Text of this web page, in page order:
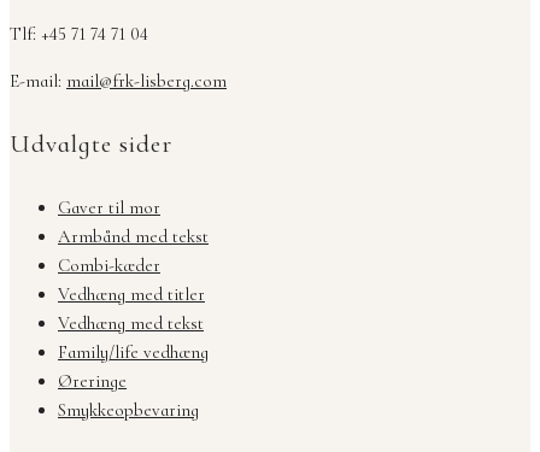
Tlf: +45 71 74 71 04
E-mail: mail@frk-lisberg.com
Udvalgte sider
Gaver til mor
Armbånd med tekst
Combi-kæder
Vedhæng med titler
Vedhæng med tekst
Family/life vedhæng
Øreringe
Smykkeopbevaring